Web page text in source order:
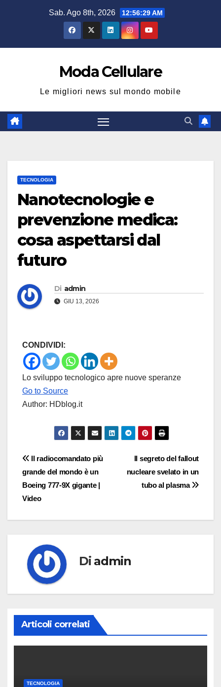
Sab. Ago 8th, 2026 12:56:30 AM
Moda Cellulare
Le migliori news sul mondo mobile
TECNOLOGIA
Nanotecnologie e
prevenzione medica:
cosa aspettarsi dal
futuro
Di admin
GIU 13, 2026
CONDIVIDI:
Lo sviluppo tecnologico apre nuove speranze
Go to Source
Author: HDblog.it
Navigazione
articoli
Il segreto del fallout
nucleare svelato in un
tubo al plasma
Il radiocomandato più
grande del mondo è un
Boeing 777-9X gigante |
Video
Di admin
Articoli correlati
TECNOLOGIA